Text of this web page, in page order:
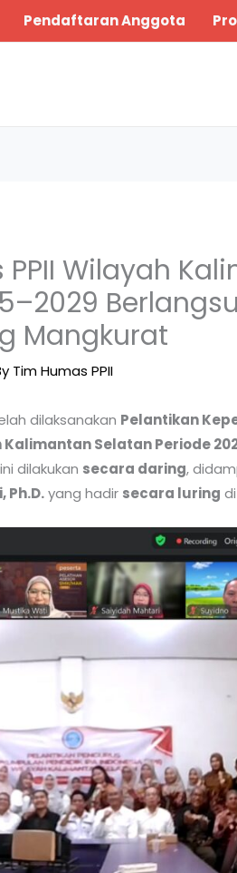
Pendaftaran Anggota
Wilayah
Mangkurat
Tim Humas PPII
dilaksanakan Pelantikan
Selatan Periode
dilakukan secara daring,
Ph.D.yang hadir secara luring